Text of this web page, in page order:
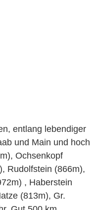
entlang lebendiger
und Main und hoch
Ochsenkopf
Rudolfstein (866m),
, Haberstein
(813m), Gr.